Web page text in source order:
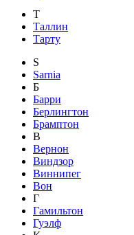
Т
Таллин
Тарту
S
Sarnia
Б
Барри
Берлингтон
Брамптон
В
Вернон
Виндзор
Виннипег
Вон
Г
Гамильтон
Гуэлф